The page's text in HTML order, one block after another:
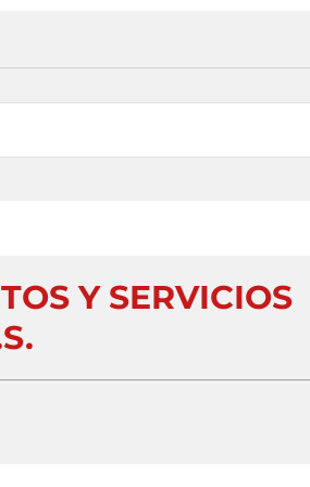
Y SERVICIOS